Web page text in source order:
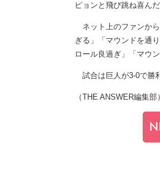
ピョンと飛び跳ね喜んだ
ネット上のファンか
ぎる」「マウンドを通
ロール良過ぎ」「マウ
試合は巨人が3-0で勝
（THE ANSWER編集部）